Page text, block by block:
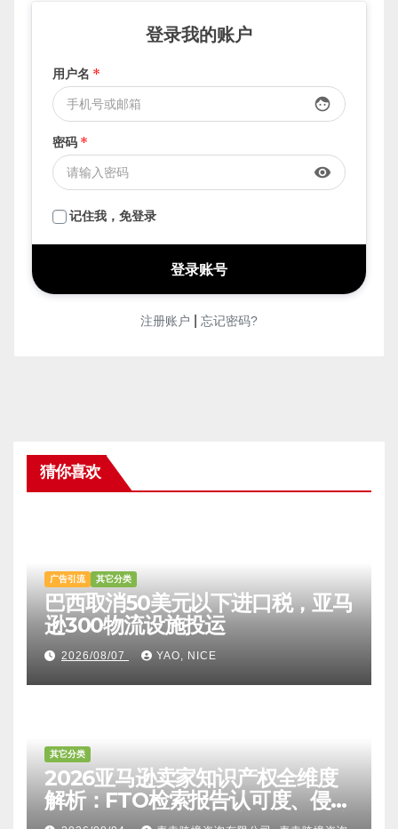
登录我的账户
用户名 *
face
密码 *
visibility
记住我，免登录
注册账户 忘记密码?
猜你喜欢
广告引流 其它分类
巴西取消50美元以下进口税，亚马
逊300物流设施投运
2026/08/07 YAO, NICE
其它分类
2026亚马逊卖家知识产权全维度
解析：FTO检索报告认可度、侵权
比对区别、TRO应诉方法及服务商